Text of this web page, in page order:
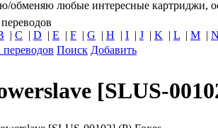
обменяю любые интересные картриджи,
переводов
| C | D | E | F | G | H | I | J | K | L | M | N
переводов Поиск Добавить
[SLUS-